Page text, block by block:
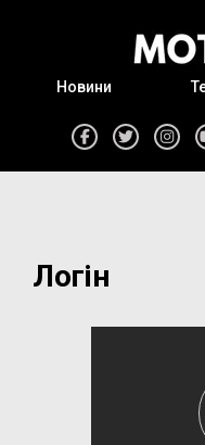
Новини
Логін